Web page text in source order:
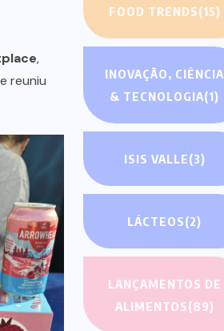
,
reuniu
FOOD TRENDS(15)
INOVAÇÃO, CIÊNCIA
& TECNOLOGIA(1)
ISIS VALLE(3)
LÁCTEOS(2)
LANÇAMENTOS DE
ALIMENTOS(89)